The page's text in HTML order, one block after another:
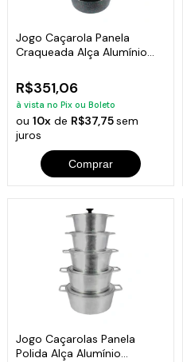
Jogo Caçarola Panela
Craqueada Alça Alumínio
R$351,06
à vista no Pix ou Boleto
ou10x de R$37,75sem
juros
Comprar
Jogo Caçarolas Panela
Polida Alça Alumínio